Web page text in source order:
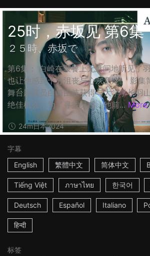
25时，赤坂见 第6集
２５時、赤坂で
第6集： 白崎在聚餐上无意间地听见了
也让他感到十分沮丧与心灰意冷。 影集
舞台剧演员白崎由岐获得与大学学长羽
绝佳机会，为了寻找灵感，他前... More
24m日本2024
字幕
English
繁體中文 简体中文
Tiếng Việt ภาษาไทย 한국어
Deutsch Español Italiano
हिन्दी
标签